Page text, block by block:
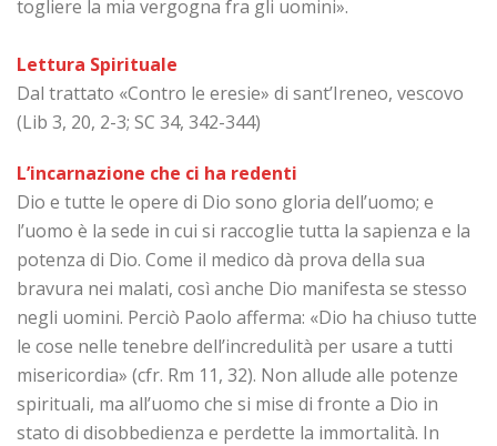
togliere la mia vergogna fra gli uomini».
Lettura Spirituale
Dal trattato «Contro le eresie» di sant’Ireneo, vescovo
(Lib 3, 20, 2-3; SC 34, 342-344)
L’incarnazione che ci ha redenti
Dio e tutte le opere di Dio sono gloria dell’uomo; e
l’uomo è la sede in cui si raccoglie tutta la sapienza e la
potenza di Dio. Come il medico dà prova della sua
bravura nei malati, così anche Dio manifesta se stesso
negli uomini. Perciò Paolo afferma: «Dio ha chiuso tutte
le cose nelle tenebre dell’incredulità per usare a tutti
misericordia» (cfr. Rm 11, 32). Non allude alle potenze
spirituali, ma all’uomo che si mise di fronte a Dio in
stato di disobbedienza e perdette la immortalità. In